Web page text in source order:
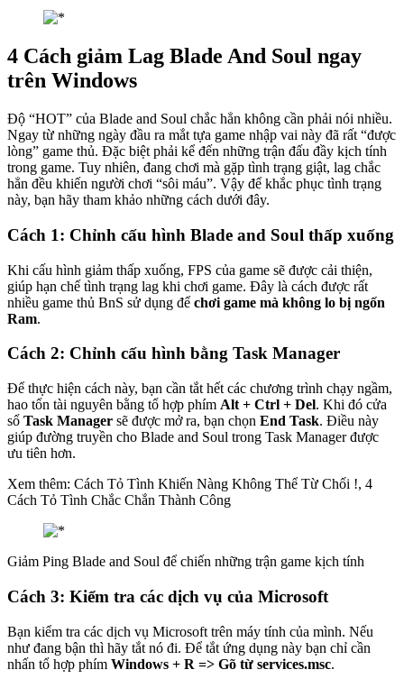
4 Cách giảm Lag Blade And Soul ngay
trên Windows
Độ “HOT” của Blade and Soul chắc hẳn không cần phải nói nhiều.
Ngay từ những ngày đầu ra mắt tựa game nhập vai này đã rất “được
lòng” game thủ. Đặc biệt phải kể đến những trận đấu đầy kịch tính
trong game. Tuy nhiên, đang chơi mà gặp tình trạng giật, lag chắc
hẳn đều khiến người chơi “sôi máu”. Vậy để khắc phục tình trạng
này, bạn hãy tham khảo những cách dưới đây.
Cách 1: Chỉnh cấu hình Blade and Soul thấp xuống
Khi cấu hình giảm thấp xuống, FPS của game sẽ được cải thiện,
giúp hạn chế tình trạng lag khi chơi game. Đây là cách được rất
nhiều game thủ BnS sử dụng để chơi game mà không lo bị ngốn
Ram.
Cách 2: Chỉnh cấu hình bằng Task Manager
Để thực hiện cách này, bạn cần tắt hết các chương trình chạy ngầm,
hao tổn tài nguyên bằng tổ hợp phím Alt + Ctrl + Del. Khi đó cửa
sổ Task Manager sẽ được mở ra, bạn chọn End Task. Điều này
giúp đường truyền cho Blade and Soul trong Task Manager được
ưu tiên hơn.
Xem thêm: Cách Tỏ Tình Khiến Nàng Không Thể Từ Chối !, 4
Cách Tỏ Tình Chắc Chắn Thành Công
Giảm Ping Blade and Soul để chiến những trận game kịch tính
Cách 3: Kiểm tra các dịch vụ của Microsoft
Bạn kiểm tra các dịch vụ Microsoft trên máy tính của mình. Nếu
như đang bận thì hãy tắt nó đi. Để tắt ứng dụng này bạn chỉ cần
nhấn tổ hợp phím Windows + R => Gõ từ services.msc.